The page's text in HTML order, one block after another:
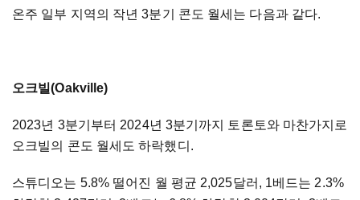
온주 일부 지역의 작년 3분기 콘도 월세는 다음과 같다.
오크빌(Oakville)
2023년 3분기부터 2024년 3분기까지 토론토와 마찬가지로
오크빌의 콘도 월세도 하락했디.
스튜디오는 5.8% 떨어진 월 평균 2,025달러, 1베드는 2.3%